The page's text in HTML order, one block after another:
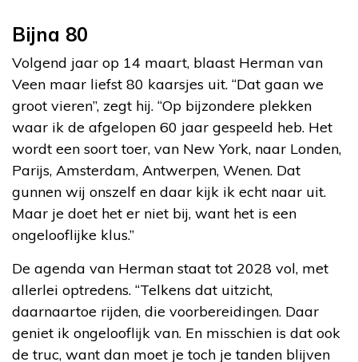
Bijna 80
Volgend jaar op 14 maart, blaast Herman van
Veen maar liefst 80 kaarsjes uit. “Dat gaan we
groot vieren”, zegt hij. “Op bijzondere plekken
waar ik de afgelopen 60 jaar gespeeld heb. Het
wordt een soort toer, van New York, naar Londen,
Parijs, Amsterdam, Antwerpen, Wenen. Dat
gunnen wij onszelf en daar kijk ik echt naar uit.
Maar je doet het er niet bij, want het is een
ongelooflijke klus.”
De agenda van Herman staat tot 2028 vol, met
allerlei optredens. “Telkens dat uitzicht,
daarnaartoe rijden, die voorbereidingen. Daar
geniet ik ongelooflijk van. En misschien is dat ook
de truc, want dan moet je toch je tanden blijven